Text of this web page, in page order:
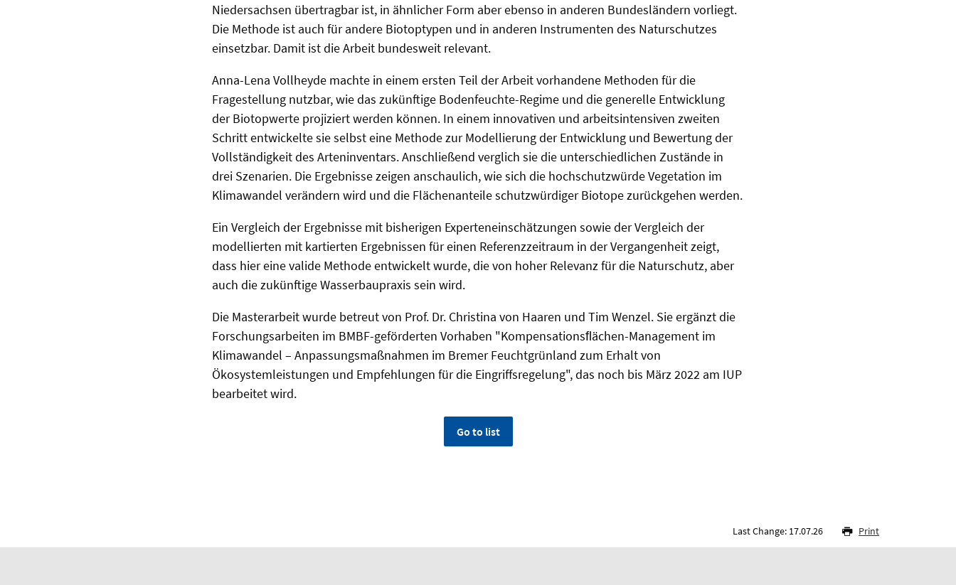
Niedersachsen übertragbar ist, in ähnlicher Form aber ebenso in anderen Bundesländern vorliegt.
Die Methode ist auch für andere Biotoptypen und in anderen Instrumenten des Naturschutzes
einsetzbar. Damit ist die Arbeit bundesweit relevant.
Anna-Lena Vollheyde machte in einem ersten Teil der Arbeit vorhandene Methoden für die
Fragestellung nutzbar, wie das zukünftige Bodenfeuchte-Regime und die generelle Entwicklung
der Biotopwerte projiziert werden können. In einem innovativen und arbeitsintensiven zweiten
Schritt entwickelte sie selbst eine Methode zur Modellierung der Entwicklung und Bewertung der
Vollständigkeit des Arteninventars. Anschließend verglich sie die unterschiedlichen Zustände in
drei Szenarien. Die Ergebnisse zeigen anschaulich, wie sich die hochschutzwürde Vegetation im
Klimawandel verändern wird und die Flächenanteile schutzwürdiger Biotope zurückgehen werden.
Ein Vergleich der Ergebnisse mit bisherigen Experteneinschätzungen sowie der Vergleich der
modellierten mit kartierten Ergebnissen für einen Referenzzeitraum in der Vergangenheit zeigt,
dass hier eine valide Methode entwickelt wurde, die von hoher Relevanz für die Naturschutz, aber
auch die zukünftige Wasserbaupraxis sein wird.
Die Masterarbeit wurde betreut von Prof. Dr. Christina von Haaren und Tim Wenzel. Sie ergänzt die
Forschungsarbeiten im BMBF-geförderten Vorhaben "Kompensationsﬂächen-Management im
Klimawandel – Anpassungsmaßnahmen im Bremer Feuchtgrünland zum Erhalt von
Ökosystemleistungen und Empfehlungen für die Eingriffsregelung", das noch bis März 2022 am IUP
bearbeitet wird.
Go to list
Last Change: 17.07.26 Print